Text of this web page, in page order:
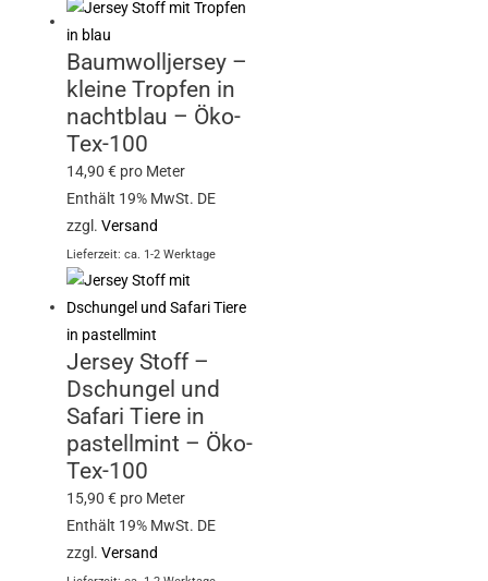
Baumwolljersey –
kleine Tropfen in
nachtblau – Öko-
Tex-100
14,90€ pro Meter
Enthält 19% MwSt. DE
zzgl.Versand
Lieferzeit: ca. 1-2 Werktage
Jersey Stoff –
Dschungel und
Safari Tiere in
pastellmint – Öko-
Tex-100
15,90€ pro Meter
Enthält 19% MwSt. DE
zzgl.Versand